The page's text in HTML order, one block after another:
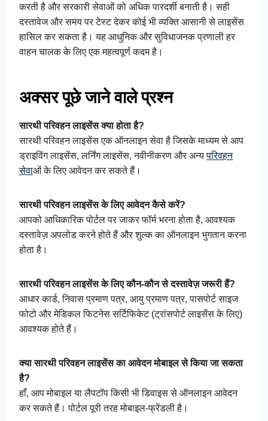
करती है और सरकारी सेवाओं को अधिक पारदर्शी बनाती है। सही
दस्तावेज और समय पर टेस्ट देकर कोई भी व्यक्ति आसानी से लाइसेंस
हासिल कर सकता है। यह आधुनिक और सुविधाजनक प्रणाली हर
वाहन चालक के लिए एक महत्वपूर्ण कदम है।
अक्सर पूछे जाने वाले प्रश्न
सारथी परिवहन लाइसेंस क्या होता है?
सारथी परिवहन लाइसेंस एक ऑनलाइन सेवा है जिसके माध्यम से आप
ड्राइविंग लाइसेंस, लर्निंग लाइसेंस, नवीनीकरण और अन्यपरिवहन
सेवाओं के लिए आवेदन कर सकते हैं।
सारथी परिवहन लाइसेंस के लिए आवेदन कैसे करें?
आपको आधिकारिक पोर्टल पर जाकर फॉर्म भरना होता है, आवश्यक
दस्तावेज़ अपलोड करने होते हैं और शुल्क का ऑनलाइन भुगतान करना
होता है।
सारथी परिवहन लाइसेंस के लिए कौन-कौन से दस्तावेज़ जरूरी हैं?
आधार कार्ड, निवास प्रमाण पत्र, आयु प्रमाण पत्र, पासपोर्ट साइज
फोटो और मेडिकल फिटनेस सर्टिफिकेट (ट्रांसपोर्ट लाइसेंस के लिए)
आवश्यक होते हैं।
क्या सारथी परिवहन लाइसेंस का आवेदन मोबाइल से किया जा सकता
है?
हाँ, आप मोबाइल या लैपटॉप किसी भी डिवाइस से ऑनलाइन आवेदन
कर सकते हैं। पोर्टल पूरी तरह मोबाइल-फ्रेंडली है।